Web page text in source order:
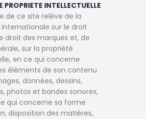
PROPRIETE INTELLECTUELLE
de ce site relève de la
sur le droit
droit des marques et, de
sur la propriété
en ce qui concerne
éléments de son contenu
données, dessins,
photos et bandes sonores,
qui concerne sa forme
disposition des matières,